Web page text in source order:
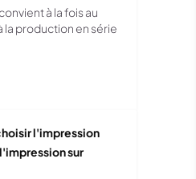
à la fois au
production en série
l'impression
sur